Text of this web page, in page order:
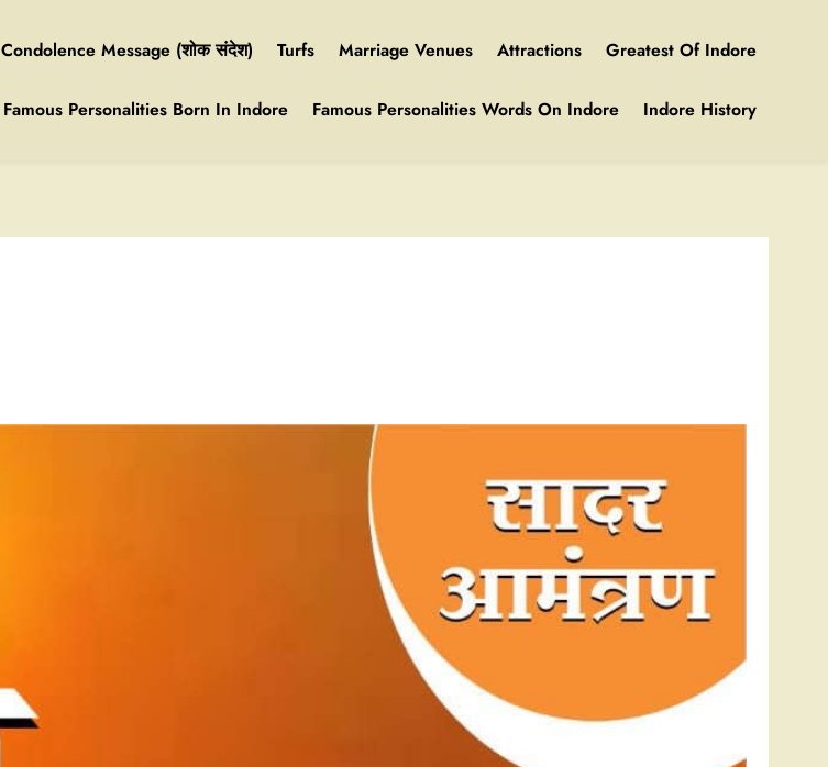
Condolence Message (शोक संदेश) Turfs Marriage Venues Attractions Greatest Of Indore
Famous Personalities Born In Indore Famous Personalities Words On Indore Indore History